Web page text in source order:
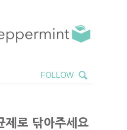
제로 닦아주세요